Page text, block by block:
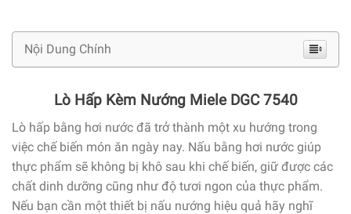
Nội Dung Chính
Lò Hấp Kèm Nướng Miele DGC 7540
Lò hấp bằng hơi nước đã trở thành một xu hướng trong
việc chế biến món ăn ngày nay. Nấu bằng hơi nước giúp
thực phẩm sẽ không bị khô sau khi chế biến, giữ được các
chất dinh dưỡng cũng như độ tươi ngon của thực phẩm.
Nếu bạn cần một thiết bị nấu nướng hiệu quả hãy nghĩ